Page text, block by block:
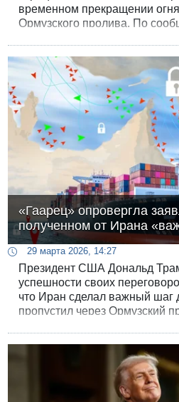
временном прекращении
Ормузского пролива. По
прекращении войны.
«Гаарец» опровергла
полученном от Ирана
29 марта 2026, 14:27
Президент США Дональд
успешности своих
что Иран сделал важный шаг
пропустил через Ормузский